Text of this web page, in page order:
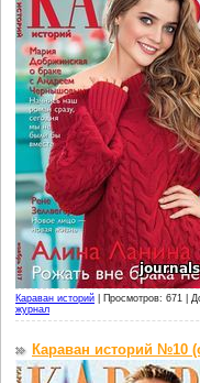
Караван историй Просмотров: 671 |
журнал
Караван историй №10